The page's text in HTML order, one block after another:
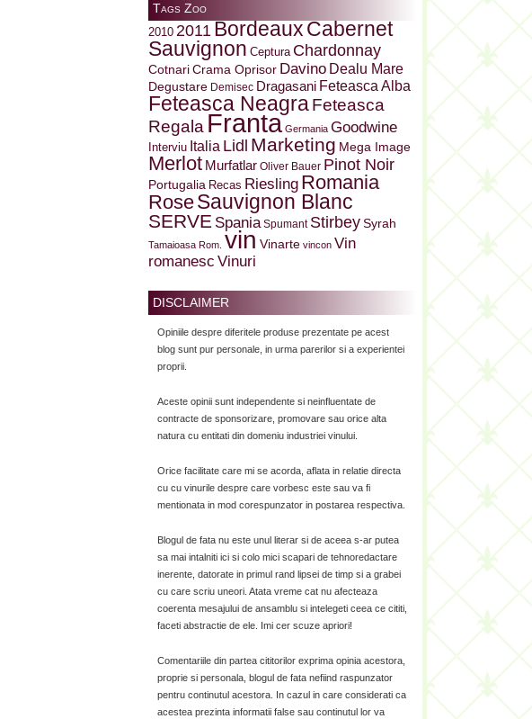
Tags Zoo
2010 2011 BordeauxCabernet
Sauvignon Ceptura Chardonnay
Cotnari Crama Oprisor Davino Dealu Mare
Degustare Demisec Dragasani Feteasca Alba
Feteasca NeagraFeteasca
Regala Franta Germania Goodwine
Interviu Italia Lidl Marketing Mega Image
Merlot Murfatlar Oliver Bauer Pinot Noir
Portugalia Recas Riesling Romania
RoseSauvignon Blanc
SERVE Spania Spumant Stirbey Syrah
Tamaioasa Rom. vin Vinarte vincon Vin
romanesc Vinuri
DISCLAIMER
Opiniile despre diferitele produse prezentate pe acest
blog sunt pur personale, in urma parerilor si a experientei
proprii.
Aceste opinii sunt independente si neinfluentate de
contracte de sponsorizare, promovare sau orice alta
natura cu entitati din domeniu industriei vinului.
Orice facilitate care mi se acorda, aflata in relatie directa
cu cu vinurile despre care vorbesc este sau va fi
mentionata in mod corespunzator in postarea respectiva.
Blogul de fata nu este unul literar si de aceea s-ar putea
sa mai intalniti ici si colo mici scapari de tehnoredactare
inerente, datorate in primul rand lipsei de timp si a grabei
cu care scriu uneori. Atata vreme cat nu afecteaza
coerenta mesajului de ansamblu si intelegeti ceea ce cititi,
faceti abstractie de ele. Imi cer scuze apriori!
Comentariile din partea cititorilor exprima opinia acestora,
proprie si personala, blogul de fata nefiind raspunzator
pentru continutul acestora. In cazul in care considerati ca
acestea prezinta informatii false sau continutul lor va